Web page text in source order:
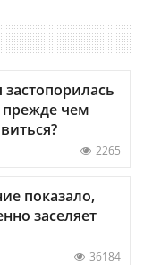
чем
2265
показало,
заселяет
36184